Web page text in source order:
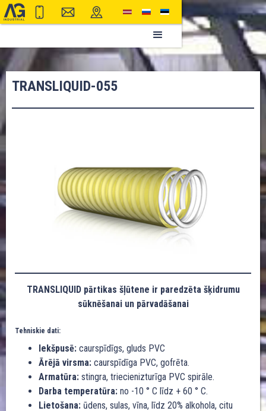
TRANSLIQUID-055
TRANSLIQUID pārtikas šļūtene ir paredzēta šķidrumu
sūknēšanai un pārvadāšanai
Tehniskie dati:
Iekšpusē: caurspīdīgs, gluds PVC
Ārējā virsma: caurspīdīga PVC, gofrēta.
Armatūra: stingra, triecienizturīga PVC spirāle.
Darba temperatūra: no -10 ° C līdz + 60 ° C.
Lietošana: ūdens, sulas, vīna, līdz 20% alkohola, citu